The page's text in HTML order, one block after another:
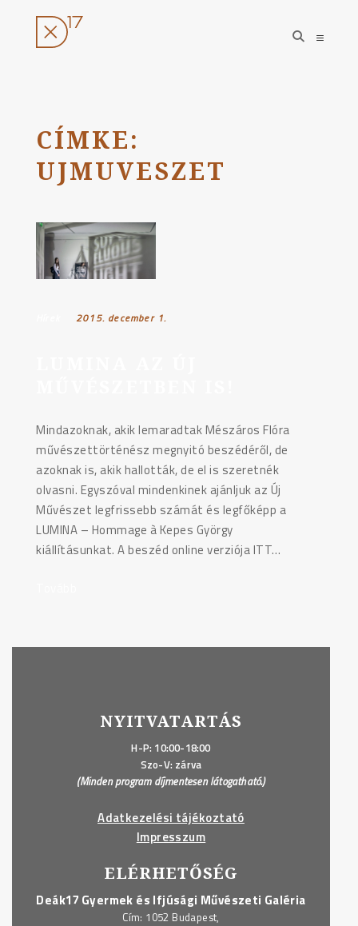
tartalomhoz
open
search
open
CÍMKE:
UJMUVESZET
Posted on:
2015. december 1.
Mindazoknak, akik lemaradtak Mészáros Flóra
művészettörténész megnyitó beszédéről, de
azoknak is, akik hallották, de el is szeretnék
olvasni. Egyszóval mindenkinek ajánljuk az Új
Művészet legfrissebb számát és legfőképp a
LUMINA – Hommage à Kepes György
kiállításunkat. A beszéd online verziója ITT…
Művészetben
NYITVATARTÁS
H-P: 10:00-18:00
Szo-V: zárva
(Minden program díjmentesen látogatható.)
Adatkezelési tájékoztató
Impresszum
ELÉRHETŐSÉG
Deák17 Gyermek és Ifjúsági Művészeti Galéria
Cím: 1052 Budapest,